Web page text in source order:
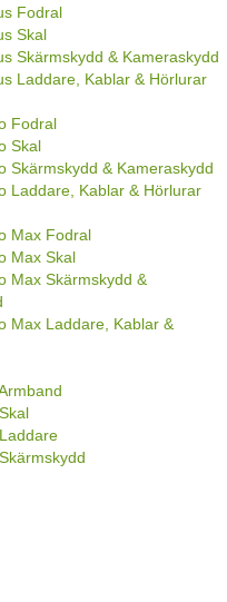
Fodral
Skal
Skärmskydd & Kameraskydd
Laddare, Kablar & Hörlurar
Fodral
Skal
Skärmskydd & Kameraskydd
Laddare, Kablar & Hörlurar
Max Fodral
Max Skal
Max Skärmskydd &
Max Laddare, Kablar &